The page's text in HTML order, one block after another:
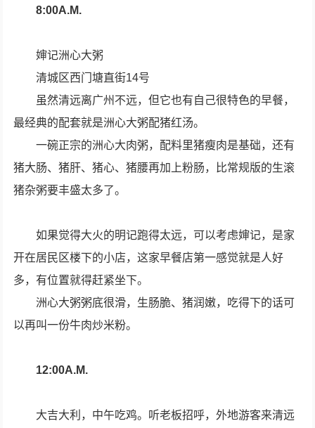
8:00A.M.
婶记洲心大粥
清城区西门塘直街14号
虽然清远离广州不远，但它也有自己很特色的早餐，
最经典的配套就是洲心大粥配猪红汤。
一碗正宗的洲心大肉粥，配料里猪瘦肉是基础，还有
猪大肠、猪肝、猪心、猪腰再加上粉肠，比常规版的生滚
猪杂粥要丰盛太多了。
如果觉得大火的明记跑得太远，可以考虑婶记，是家
开在居民区楼下的小店，这家早餐店第一感觉就是人好
多，有位置就得赶紧坐下。
洲心大粥粥底很滑，生肠脆、猪润嫩，吃得下的话可
以再叫一份牛肉炒米粉。
12:00A.M.
大吉大利，中午吃鸡。听老板招呼，外地游客来清远